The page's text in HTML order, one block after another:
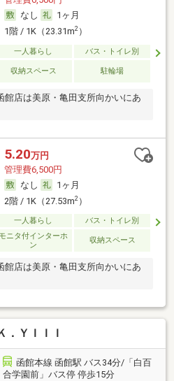
なし
1ヶ月
1階 / 1K（23.31m2）
一人暮らし
バス・トイレ別
収納スペース 駐輪場
館店は美原・亀田支所向かいにあ
5.20万円
管理費6,500円
なし
1ヶ月
2階 / 1K（27.53m2）
一人暮らし バス・トイレ別
ニタ付インターホ
ン
収納スペース
館店は美原・亀田支所向かいにあ
．ＹＩＩＩ
函館本線 函館駅 バス34分/「白百
合学園前」バス停 停歩15分